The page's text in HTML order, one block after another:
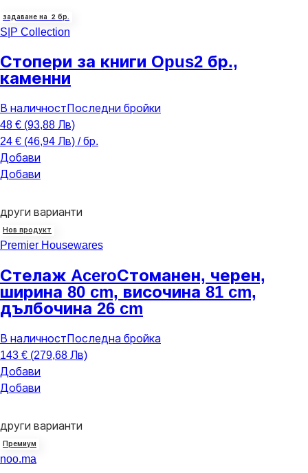
задаване на 2 бр.
S|P Collection
Стопери за книги Opus2 бр.,
каменни
В наличност Последни бройки
48 € (93,88 Лв)
24 € (46,94 Лв) / бр.
Добави
Добави
други варианти
Нов продукт
Premier Housewares
Стелаж AceroСтоманен, черен,
ширина 80 cm, височина 81 cm,
дълбочина 26 cm
В наличност Последна бройка
143 € (279,68 Лв)
Добави
Добави
други варианти
Премиум
noo.ma